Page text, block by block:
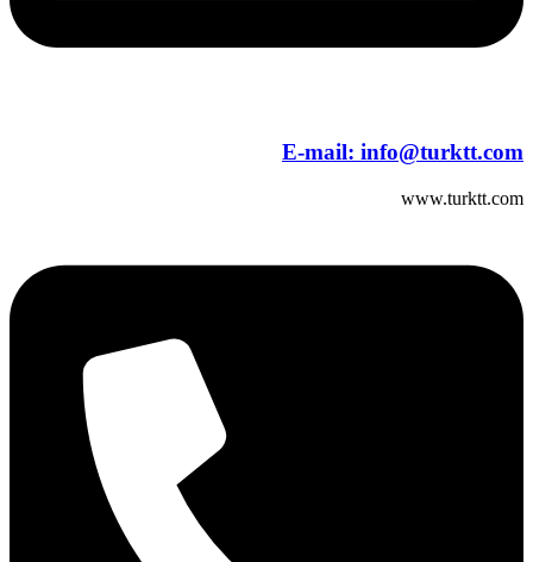
E-mail: info@turktt.com
www.turktt.com